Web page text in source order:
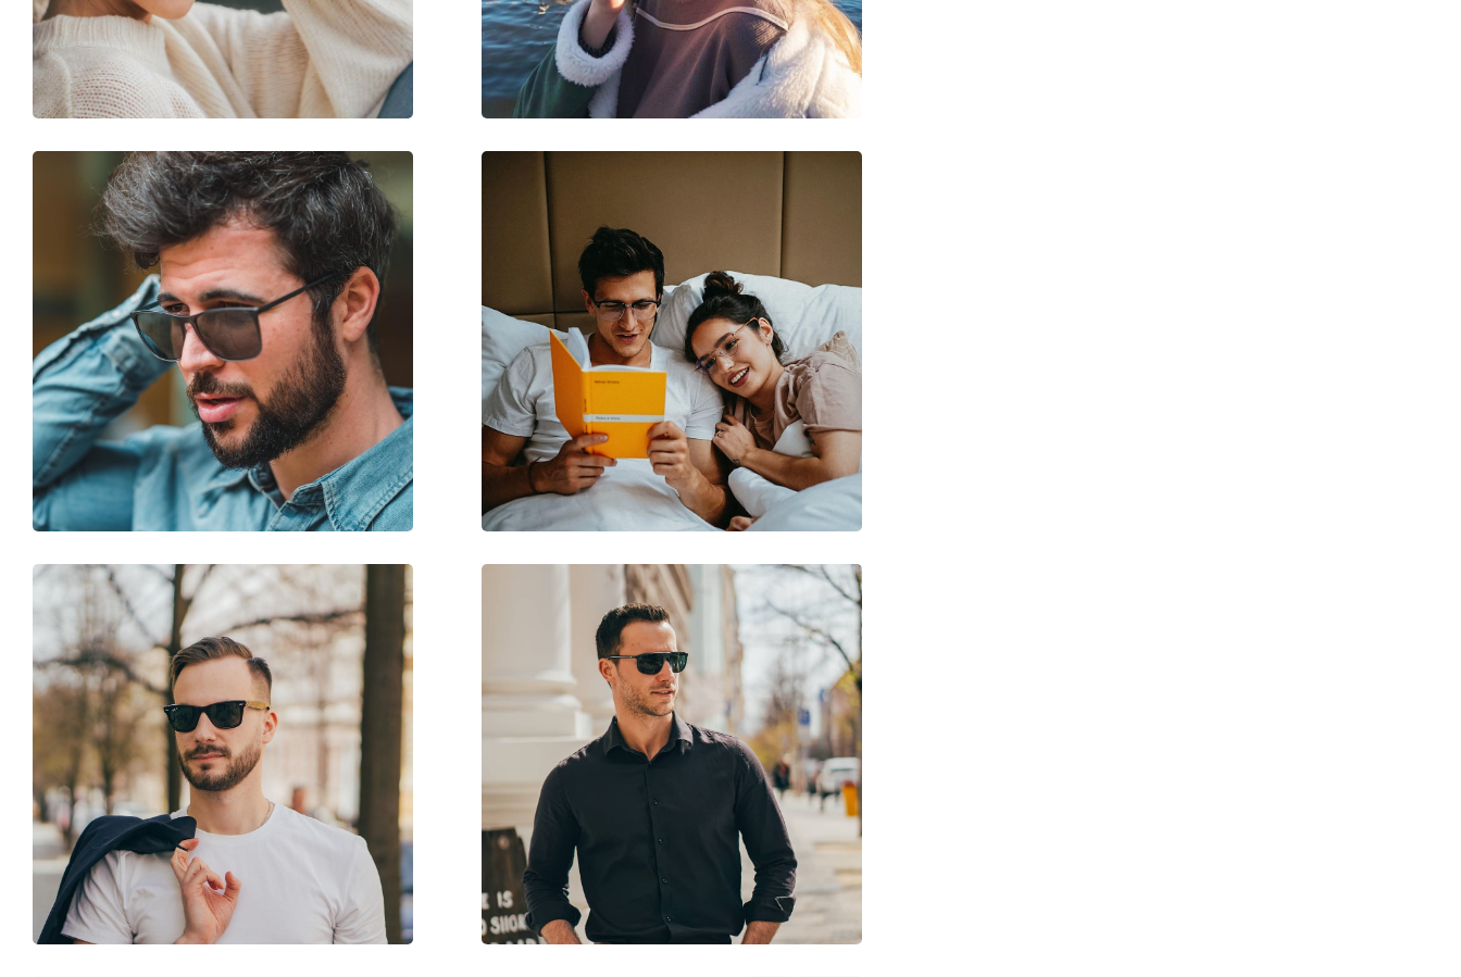
Largeur du pont:
138 mm
Poids:
160 g
Plaquettes de nez ajustables:
Non
Charnière à ressort:
Non
Accessoires
Oui
Tissu de nettoyage:
Oui
Sexe:
Pour hommes
Catégorie:
Lunettes de soleil
Marque:
Oakley
Utilisation:
Sport
Sport:
Cyclisme, Course à pied, Randonnée, VTT
Code:
OO 9208 13 38
Disponible avec correction:
Non